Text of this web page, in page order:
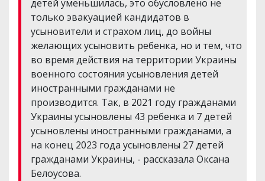
детей уменьшилась, это обусловлено не
только эвакуацией кандидатов в
усыновители и страхом лиц, до войны
желающих усыновить ребенка, но и тем, что
во время действия на территории Украины
военного состояния усыновления детей
иностранными гражданами не
производится. Так, в 2021 году гражданами
Украины усыновлены 43 ребенка и 7 детей
усыновлены иностранными гражданами, а
на конец 2023 года усыновлены 27 детей
гражданами Украины, - рассказала Оксана
Белоусова.